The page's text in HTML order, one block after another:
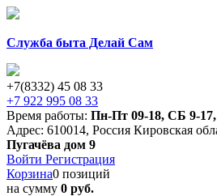
Служба быта Делай Сам
+7(8332) 45 08 33
+7 922 995 08 33
Время работы: Пн-Пт 09-18, СБ 9-17,
Адрес: 610014, Россия Кировская
Пугачёва дом 9
Войти Регистрация
Корзина0 позиций
на сумму 0 руб.